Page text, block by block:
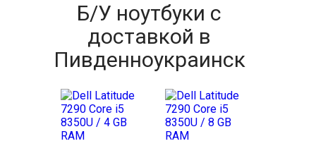
Б/У ноутбуки с
доставкой в
Пивденноукраинск